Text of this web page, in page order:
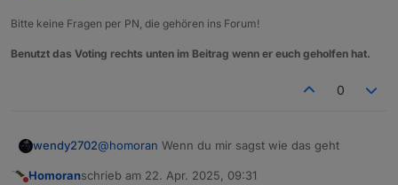
Bitte keine Fragen per PN, die gehören ins Forum!
Benutzt das Voting rechts unten im Beitrag wenn er euch geholfen hat.
0
wendy2702@homoran Wenn du mir sagst wie das geht
Homoranschrieb am 22. Apr. 2025, 09:31